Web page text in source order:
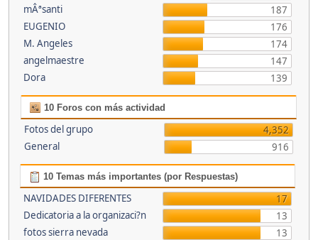
mÂªsanti
187
EUGENIO
176
M. Angeles
174
angelmaestre
147
Dora
139
10 Foros con más actividad
Fotos del grupo
4,352
General
916
10 Temas más importantes (por Respuestas)
NAVIDADES DIFERENTES
17
Dedicatoria a la organizaci?n
13
fotos sierra nevada
13